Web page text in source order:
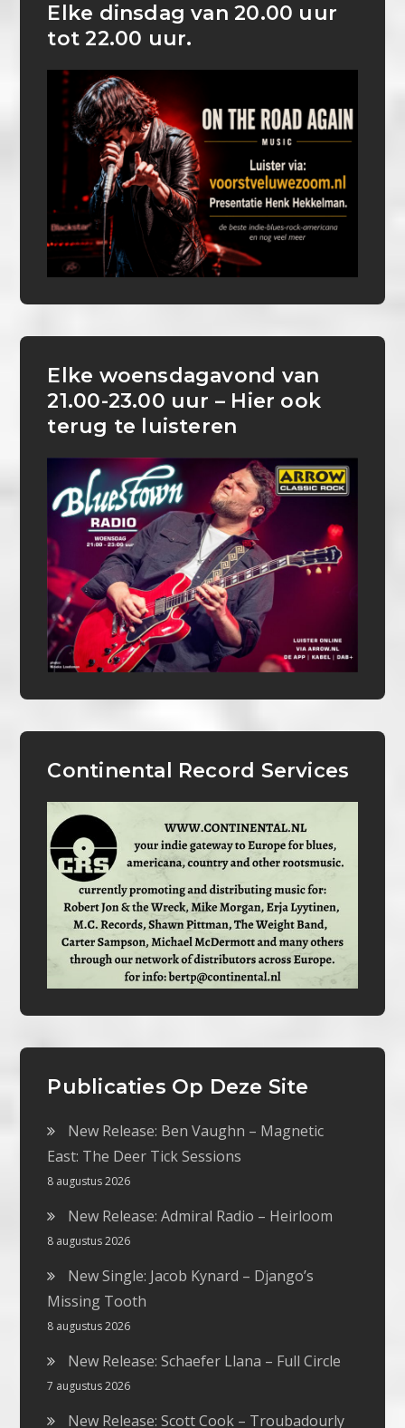
Elke dinsdag van 20.00 uur
tot 22.00 uur.
Elke woensdagavond van
21.00-23.00 uur – Hier ook
terug te luisteren
Continental Record Services
Publicaties Op Deze Site
New Release: Ben Vaughn – Magnetic
East: The Deer Tick Sessions
8 augustus 2026
New Release: Admiral Radio – Heirloom
8 augustus 2026
New Single: Jacob Kynard – Django’s
Missing Tooth
8 augustus 2026
New Release: Schaefer Llana – Full Circle
7 augustus 2026
New Release: Scott Cook – Troubadourly